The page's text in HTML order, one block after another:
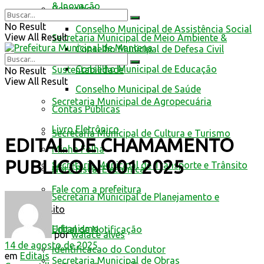
Conselhos
Conselho Municipal de Assistência Social
Conselho Municipal de Defesa Civil
Conselho Municipal de Educação
Conselho Municipal de Saúde
Contas Públicas
Livro Eletrônico
Minha Folha
Nota Fiscal Eletrônica
Fale com a prefeitura
Trânsito
Edital de Notificação
Identificacao do Condutor
& Inovação
Secretaria Municipal de Meio Ambiente &
Sustentabilidade
Secretaria Municipal de Agropecuária
Secretaria Municipal de Cultura e Turismo
Secretaria Municipal de Transporte e Trânsito
Secretaria Municipal de Planejamento e
Urbanismo
Secretaria Municipal de Obras
No Result
View All Result
No Result
View All Result
EDITAL DE CHAMAMENTO
PUBLICO N 001 2025
por walace alves
14 de agosto de 2025
em Editais